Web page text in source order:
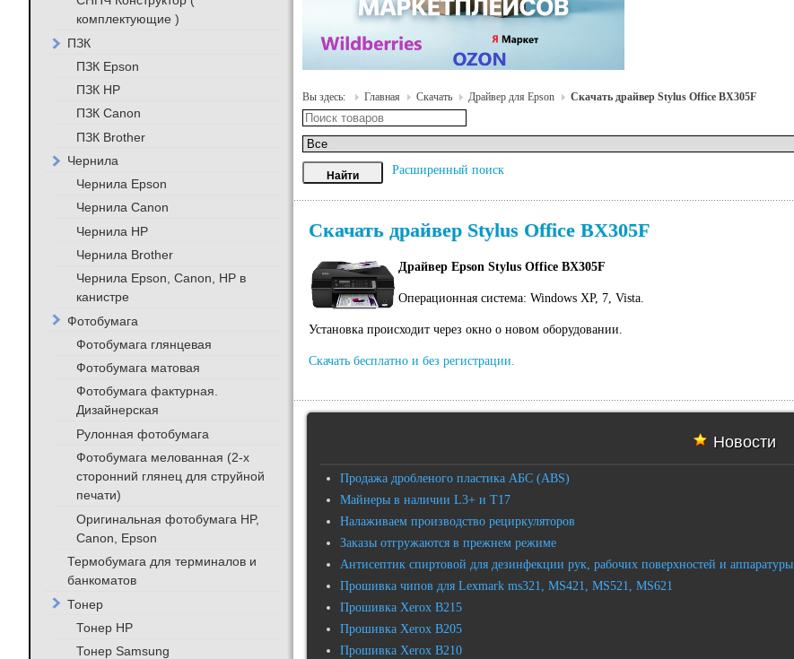
Вы здесь: Главная Скачать Драйвер для Epson Скачать драйвер Stylus Office BX305F
Расширенный поиск
Скачать драйвер Stylus Office BX305F
Драйвер Epson Stylus Office BX305F
Операционная система: Windows XP, 7, Vista.
Установка происходит через окно о новом оборудовании.
Скачать бесплатно и без регистрации.
Новости
Продажа дробленого пластика АБС (ABS)
Майнеры в наличии L3+ и T17
Налаживаем производство рециркуляторов
Заказы отгружаются в прежнем режиме
Антисептик спиртовой для дезинфекции рук, рабочих поверхностей и аппаратуры
Прошивка чипов для Lexmark ms321, MS421, MS521, MS621
Прошивка Xerox B215
Прошивка Xerox B205
Прошивка Xerox B210
комплектующие )
ПЗК
ПЗК Epson
ПЗК HP
ПЗК Canon
ПЗК Brother
Чернила
Чернила Epson
Чернила Canon
Чернила HP
Чернила Brother
Чернила Epson, Canon, HP в
канистре
Фотобумага
Фотобумага глянцевая
Фотобумага матовая
Фотобумага фактурная.
Дизайнерская
Рулонная фотобумага
Фотобумага мелованная (2-х
сторонний глянец для струйной
печати)
Оригинальная фотобумага HP,
Canon, Epson
Термобумага для терминалов и
банкоматов
Тонер
Тонер HP
Тонер Samsung